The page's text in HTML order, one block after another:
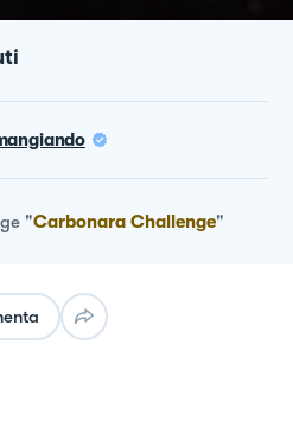
"Carbonara Challenge"